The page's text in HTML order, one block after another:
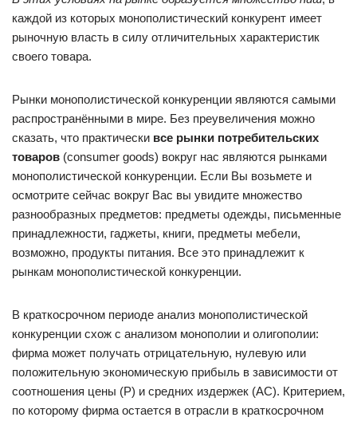
каждой из которых монополистический конкурент имеет
рыночную власть в силу отличительных характеристик
своего товара.
Рынки монополистической конкуренции являются самыми
распространёнными в мире. Без преувеличения можно
сказать, что практически все рынки потребительских
товаров (consumer goods) вокруг нас являются рынками
монополистической конкуренции. Если Вы возьмете и
осмотрите сейчас вокруг Вас вы увидите множество
разнообразных предметов: предметы одежды, письменные
принадлежности, гаджеты, книги, предметы мебели,
возможно, продукты питания. Все это принадлежит к
рынкам монополистической конкуренции.
В краткосрочном периоде анализ монополистической
конкуренции схож с анализом монополии и олигополии:
фирма может получать отрицательную, нулевую или
положительную экономическую прибыль в зависимости от
соотношения цены (P) и средних издержек (AC). Критерием,
по которому фирма остается в отрасли в краткосрочном